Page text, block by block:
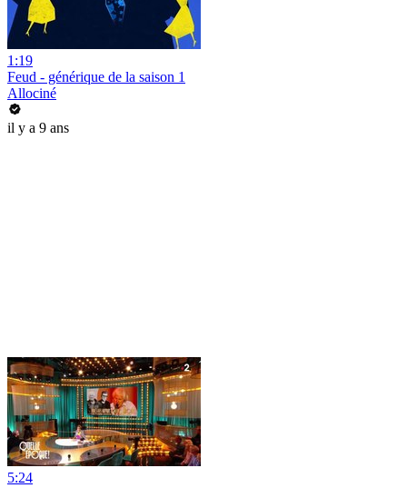
1:19
Feud - générique de la saison 1
Allociné
il y a 9 ans
5:24